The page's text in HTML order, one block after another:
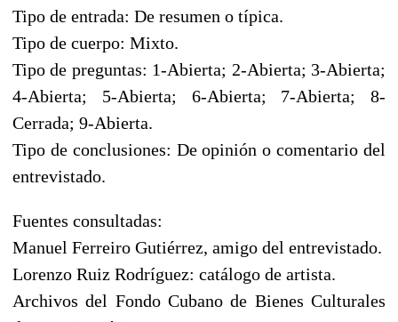
Tipo de entrada: De resumen o típica.
Tipo de cuerpo: Mixto.
Tipo de preguntas: 1-Abierta; 2-Abierta; 3-Abierta;
4-Abierta; 5-Abierta; 6-Abierta; 7-Abierta; 8-
Cerrada; 9-Abierta.
Tipo de conclusiones: De opinión o comentario del
entrevistado.
Fuentes consultadas:
Manuel Ferreiro Gutiérrez, amigo del entrevistado.
Lorenzo Ruiz Rodríguez: catálogo de artista.
Archivos del Fondo Cubano de Bienes Culturales